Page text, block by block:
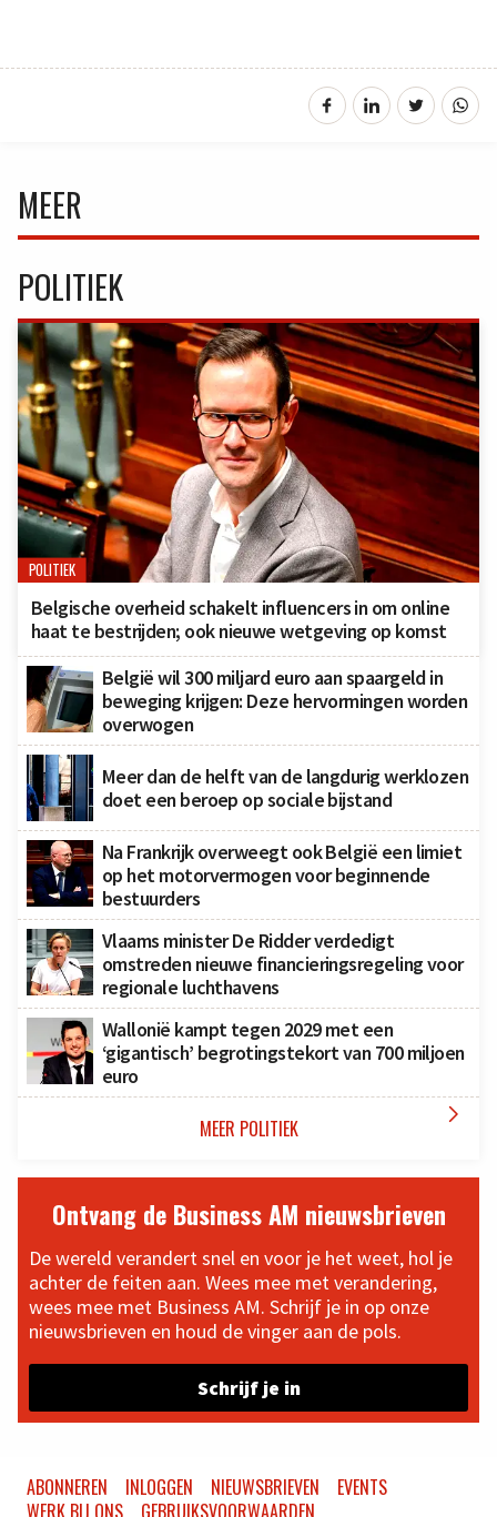
MEER
POLITIEK
POLITIEK
Belgische overheid schakelt influencers in om online
haat te bestrijden; ook nieuwe wetgeving op komst
België wil 300 miljard euro aan spaargeld in
beweging krijgen: Deze hervormingen worden
overwogen
Meer dan de helft van de langdurig werklozen
doet een beroep op sociale bijstand
Na Frankrijk overweegt ook België een limiet
op het motorvermogen voor beginnende
bestuurders
Vlaams minister De Ridder verdedigt
omstreden nieuwe financieringsregeling voor
regionale luchthavens
Wallonië kampt tegen 2029 met een
‘gigantisch’ begrotingstekort van 700 miljoen
euro
MEER POLITIEK 
Ontvang de Business AM nieuwsbrieven
De wereld verandert snel en voor je het weet, hol je
achter de feiten aan. Wees mee met verandering,
wees mee met Business AM. Schrijf je in op onze
nieuwsbrieven en houd de vinger aan de pols.
Schrijf je in
ABONNEREN INLOGGEN NIEUWSBRIEVEN
EVENTS